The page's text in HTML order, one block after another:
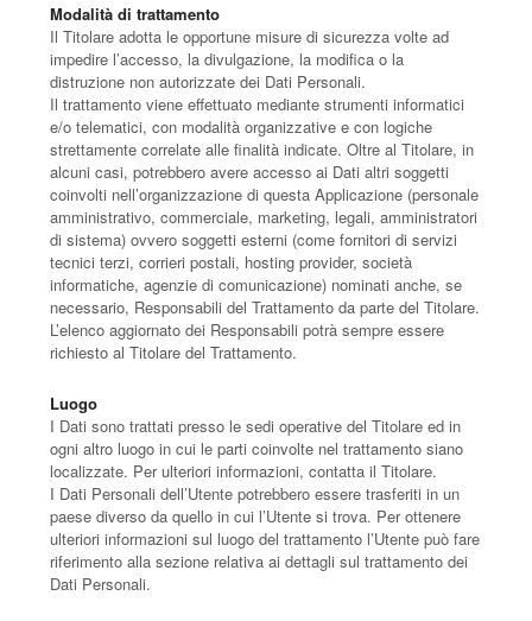
Modalità di trattamento
Il Titolare adotta le opportune misure di sicurezza volte ad
impedire l’accesso, la divulgazione, la modifica o la
distruzione non autorizzate dei Dati Personali.
Il trattamento viene effettuato mediante strumenti informatici
e/o telematici, con modalità organizzative e con logiche
strettamente correlate alle finalità indicate. Oltre al Titolare, in
alcuni casi, potrebbero avere accesso ai Dati altri soggetti
coinvolti nell’organizzazione di questa Applicazione (personale
amministrativo, commerciale, marketing, legali, amministratori
di sistema) ovvero soggetti esterni (come fornitori di servizi
tecnici terzi, corrieri postali, hosting provider, società
informatiche, agenzie di comunicazione) nominati anche, se
necessario, Responsabili del Trattamento da parte del Titolare.
L’elenco aggiornato dei Responsabili potrà sempre essere
richiesto al Titolare del Trattamento.
Luogo
I Dati sono trattati presso le sedi operative del Titolare ed in
ogni altro luogo in cui le parti coinvolte nel trattamento siano
localizzate. Per ulteriori informazioni, contatta il Titolare.
I Dati Personali dell’Utente potrebbero essere trasferiti in un
paese diverso da quello in cui l’Utente si trova. Per ottenere
ulteriori informazioni sul luogo del trattamento l’Utente può fare
riferimento alla sezione relativa ai dettagli sul trattamento dei
Dati Personali.